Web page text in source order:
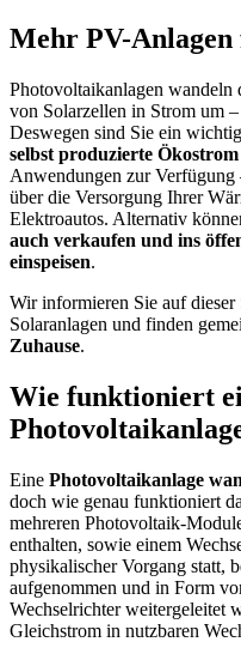
Mehr PV-
Photovoltaikanlagen wandeln
von Solarzellen in Strom um
Deswegen sind Sie ein
selbst produzierte Ökostrom
Anwendungen zur Verfügung
über die Versorgung Ihrer
Elektroautos. Alternativ
auch verkaufen und ins
einspeisen.
Wir informieren Sie auf
Solaranlagen und finden
Zuhause.
Wie funktioniert
Eine Photovoltaikanlage
doch wie genau funktioniert
mehreren Photovoltaik-
enthalten, sowie einem
physikalischer Vorgang statt,
aufgenommen und in Form
Wechselrichter weitergeleitet
Gleichstrom in nutzbaren